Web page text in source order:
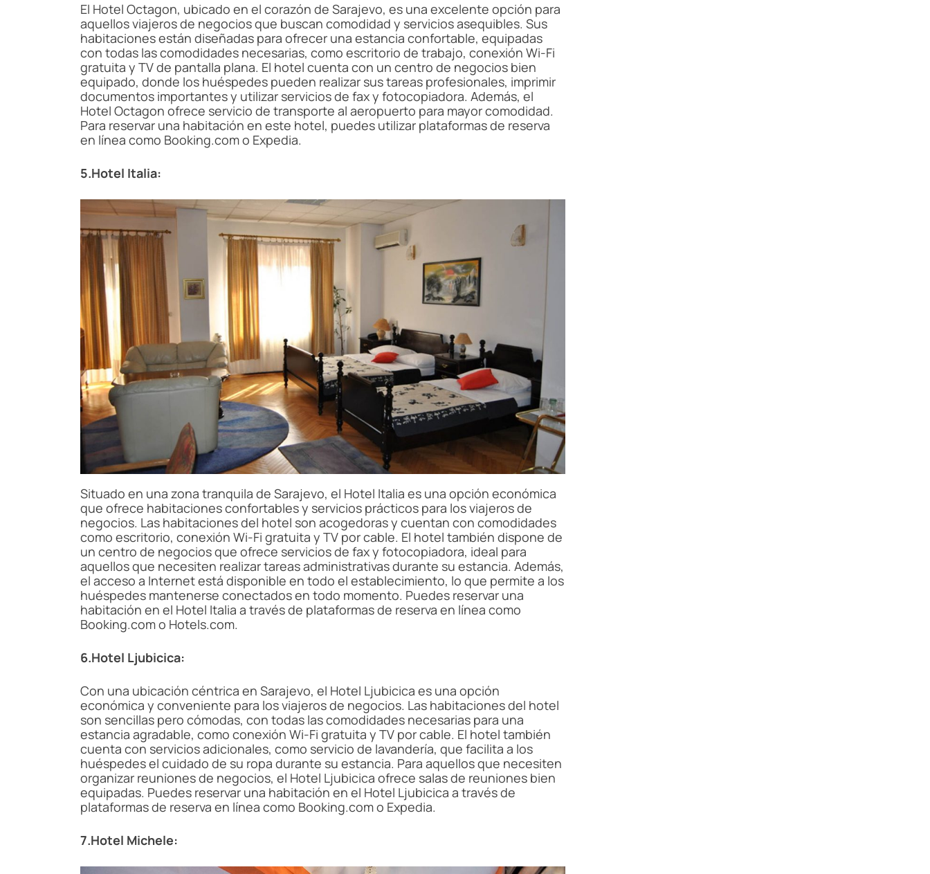
El Hotel Octagon, ubicado en el corazón de Sarajevo, es una excelente opción para
aquellos viajeros de negocios que buscan comodidad y servicios asequibles. Sus
habitaciones están diseñadas para ofrecer una estancia confortable, equipadas
con todas las comodidades necesarias, como escritorio de trabajo, conexión Wi-Fi
gratuita y TV de pantalla plana. El hotel cuenta con un centro de negocios bien
equipado, donde los huéspedes pueden realizar sus tareas profesionales, imprimir
documentos importantes y utilizar servicios de fax y fotocopiadora. Además, el
Hotel Octagon ofrece servicio de transporte al aeropuerto para mayor comodidad.
Para reservar una habitación en este hotel, puedes utilizar plataformas de reserva
en línea como Booking.com o Expedia.
5.Hotel Italia:
Situado en una zona tranquila de Sarajevo, el Hotel Italia es una opción económica
que ofrece habitaciones confortables y servicios prácticos para los viajeros de
negocios. Las habitaciones del hotel son acogedoras y cuentan con comodidades
como escritorio, conexión Wi-Fi gratuita y TV por cable. El hotel también dispone de
un centro de negocios que ofrece servicios de fax y fotocopiadora, ideal para
aquellos que necesiten realizar tareas administrativas durante su estancia. Además,
el acceso a Internet está disponible en todo el establecimiento, lo que permite a los
huéspedes mantenerse conectados en todo momento. Puedes reservar una
habitación en el Hotel Italia a través de plataformas de reserva en línea como
Booking.com o Hotels.com.
6.Hotel Ljubicica:
Con una ubicación céntrica en Sarajevo, el Hotel Ljubicica es una opción
económica y conveniente para los viajeros de negocios. Las habitaciones del hotel
son sencillas pero cómodas, con todas las comodidades necesarias para una
estancia agradable, como conexión Wi-Fi gratuita y TV por cable. El hotel también
cuenta con servicios adicionales, como servicio de lavandería, que facilita a los
huéspedes el cuidado de su ropa durante su estancia. Para aquellos que necesiten
organizar reuniones de negocios, el Hotel Ljubicica ofrece salas de reuniones bien
equipadas. Puedes reservar una habitación en el Hotel Ljubicica a través de
plataformas de reserva en línea como Booking.com o Expedia.
7.Hotel Michele: